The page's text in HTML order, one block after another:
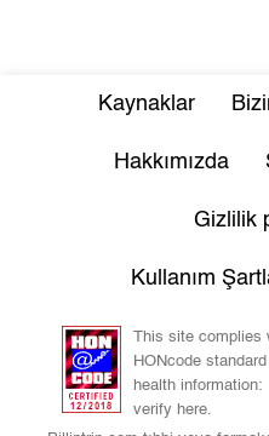
Kaynaklar
Hakkımızda
Gizlilik
Kullanım
This site complies
HONcode
health information:
verify here.